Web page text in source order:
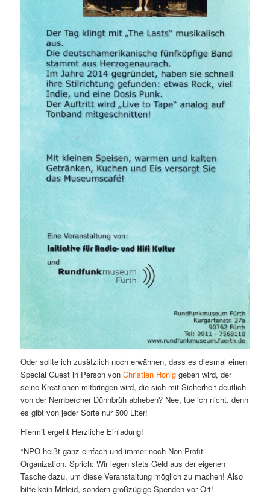
Oder sollte ich zusätzlich noch erwähnen, dass es diesmal einen
Special Guest in Person von Christian Honiggeben wird, der
seine Kreationen mitbringen wird, die sich mit Sicherheit deutlich
von der Nernbercher Dünnbrüh abheben? Nee, tue ich nicht, denn
es gibt von jeder Sorte nur 500 Liter!
Hiermit ergeht Herzliche Einladung!
*NPO heißt ganz einfach und immer noch Non-Profit
Organization. Sprich: Wir legen stets Geld aus der eigenen
Tasche dazu, um diese Veranstaltung möglich zu machen! Also
bitte kein Mitleid, sondern großzügige Spenden vor Ort!